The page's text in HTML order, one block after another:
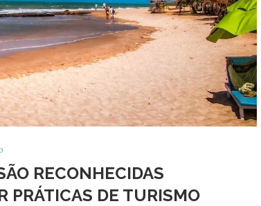
RECONHECIDAS
PRÁTICAS DE TURISMO